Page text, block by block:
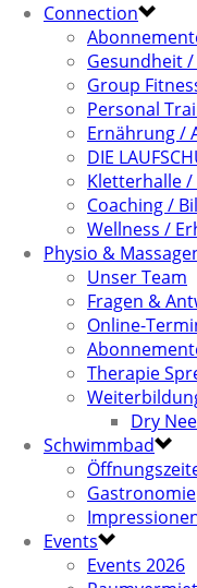
Connection
Gesundheit
Group
Personal
Ernährung /
DIE
Kletterhalle
Coaching /
Wellness /
Physio &
Unser Team
Fragen &
Online-
Therapie
Dry
Schwimmbad
Gastronomie
Events
Events 2026